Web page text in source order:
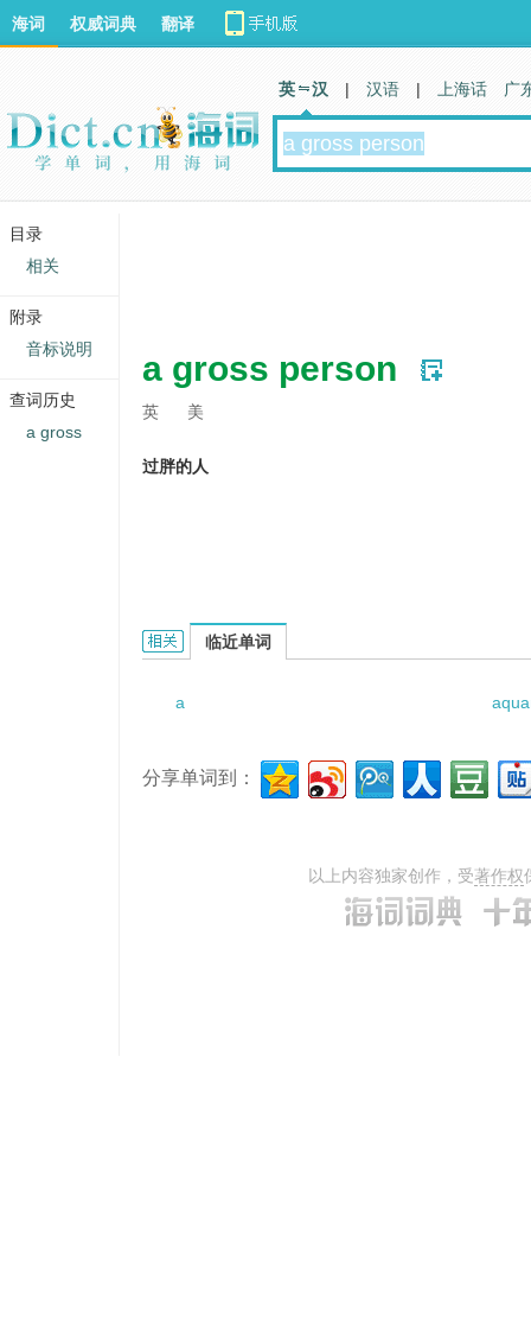
a gross person
英 美
过胖的人
a gross person的相关资料：
临近单词
a
分享单词到：
以上内容独家创作，受著作权
海词 权威词典 翻译
英 汉 | 汉语 | 上海话 广
目录
相关
附录
音标说明
查词历史
a gross